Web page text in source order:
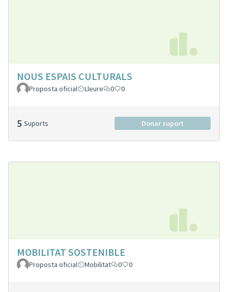
NOUS ESPAIS CULTURALS
Proposta oficial Lleure 0 0
5 Suports Donar suport
MOBILITAT SOSTENIBLE
Proposta oficial Mobilitat 0 0